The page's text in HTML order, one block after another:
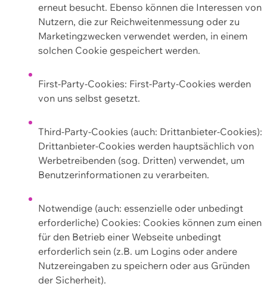
erneut besucht. Ebenso können die Interessen von
Nutzern, die zur Reichweitenmessung oder zu
Marketingzwecken verwendet werden, in einem
solchen Cookie gespeichert werden.
First-Party-Cookies: First-Party-Cookies werden
von uns selbst gesetzt.
Third-Party-Cookies (auch: Drittanbieter-Cookies):
Drittanbieter-Cookies werden hauptsächlich von
Werbetreibenden (sog. Dritten) verwendet, um
Benutzerinformationen zu verarbeiten.
Notwendige (auch: essenzielle oder unbedingt
erforderliche) Cookies: Cookies können zum einen
für den Betrieb einer Webseite unbedingt
erforderlich sein (z.B. um Logins oder andere
Nutzereingaben zu speichern oder aus Gründen
der Sicherheit).